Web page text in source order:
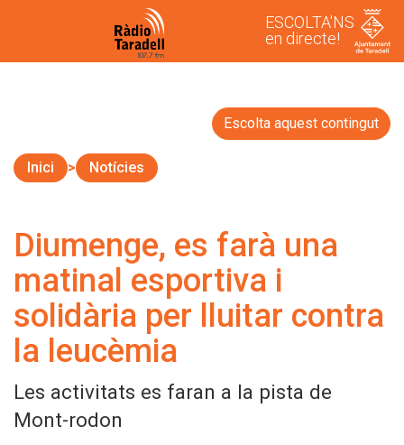
ESCOLTA'NS
en directe!
Escolta aquest contingut
Inici Notícies
Diumenge, es farà una
matinal esportiva i
solidària per lluitar contra
la leucèmia
Les activitats es faran a la pista de
Mont-rodon